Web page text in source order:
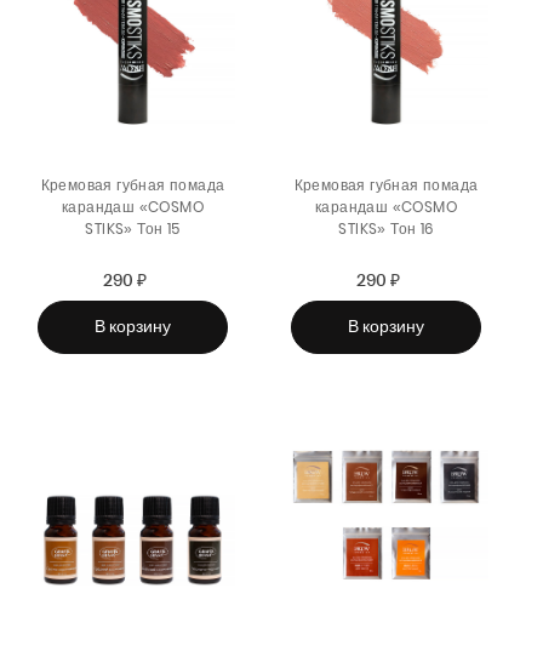
Кремовая губная помада
карандаш «COSMO
STIKS» Тон 15
Sale
price
290 ₽
price
В корзину
Кремовая губная помада
карандаш «COSMO
STIKS» Тон 16
Sale
price
290 ₽
price
В корзину